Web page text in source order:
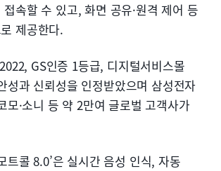
속할 수 있고, 화면 공유·원격 제어 등
제공한다.
GS인증 1등급, 디지털서비스몰
성과 신뢰성을 인정받았으며 삼성전자
모·소니 등 약 2만여 글로벌 고객사가
트콜 8.0’은 실시간 음성 인식, 자동